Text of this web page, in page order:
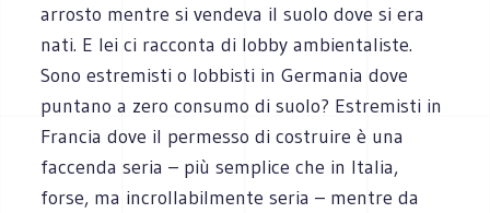
arrosto mentre si vendeva il suolo dove si era
nati. E lei ci racconta di lobby ambientaliste.
Sono estremisti o lobbisti in Germania dove
puntano a zero consumo di suolo? Estremisti in
Francia dove il permesso di costruire è una
faccenda seria – più semplice che in Italia,
forse, ma incrollabilmente seria – mentre da